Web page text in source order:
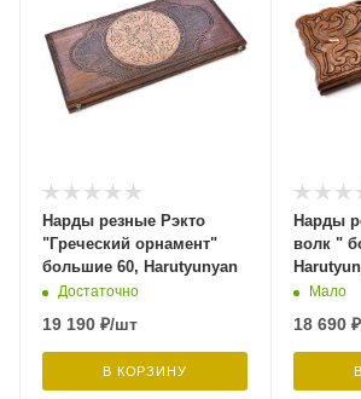
Нарды резные Рэкто
"Греческий орнамент"
большие 60, Harutyunyan
Достаточно
19 190 ₽/шт
В КОРЗИНУ
Нарды
волк "
Мало
18 690₽